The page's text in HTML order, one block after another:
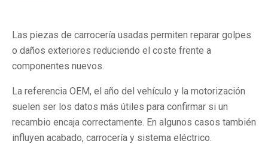
Las piezas de carrocería usadas permiten reparar golpes
o daños exteriores reduciendo el coste frente a
componentes nuevos.
La referencia OEM, el año del vehículo y la motorización
suelen ser los datos más útiles para confirmar si un
recambio encaja correctamente. En algunos casos también
influyen acabado, carrocería y sistema eléctrico.